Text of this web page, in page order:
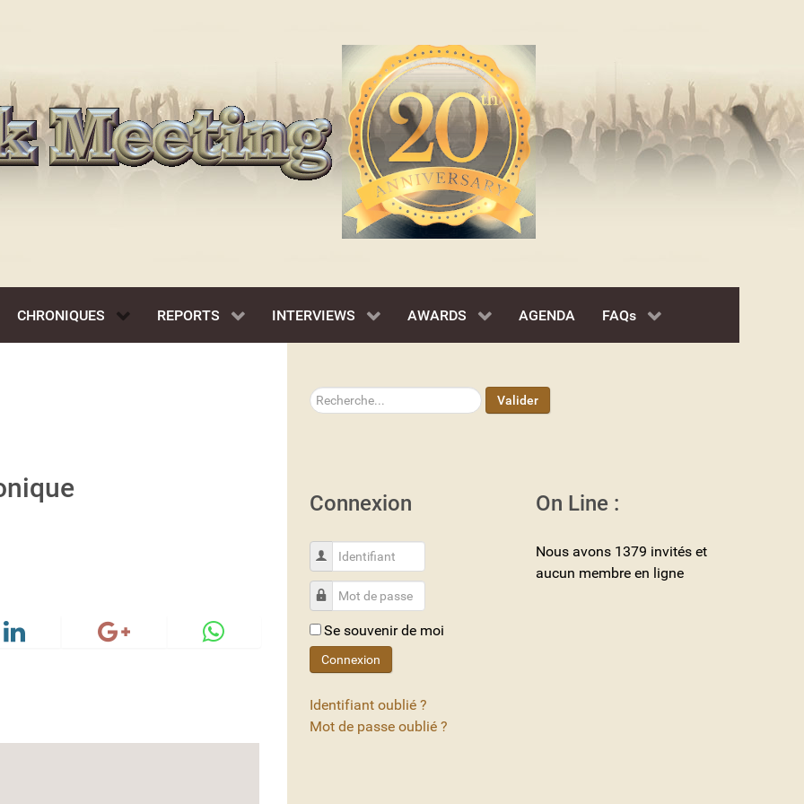
CHRONIQUES REPORTS INTERVIEWS AWARDS AGENDA FAQs
Rechercher Valider
Connexion
Identifiant
Mot de passe
Se souvenir de moi
Connexion
Identifiant oublié ?
Mot de passe oublié ?
On Line :
Nous avons 1379 invités et
aucun membre en ligne